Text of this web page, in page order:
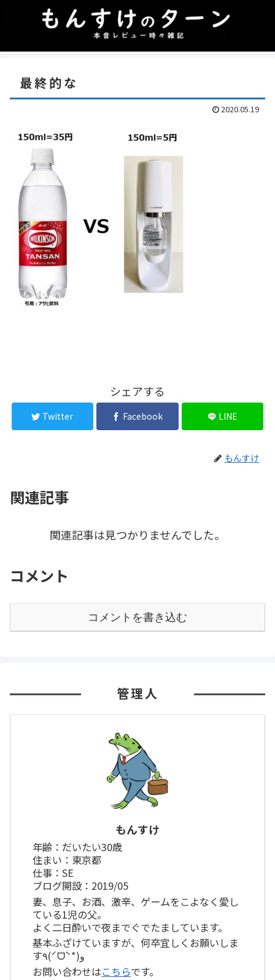
最終的な
2020.05.19
シェアする
Twitter Facebook LINE
もんすけ
関連記事
関連記事は見つかりませんでした。
コメント
コメントを書き込む
管理人
もんすけ
年齢：だいたい30歳
住まい：東京都
仕事：SE
ブログ開設：2019/05
妻、息子、お酒、激辛、ゲームをこよなく愛し
ている1児の父。
よく二日酔いで夜までぐでたましています。
基本ふざけていますが、何卒宜しくお願いしま
す٩(ˊᗜˋ*)و
お問い合わせはこちらです。